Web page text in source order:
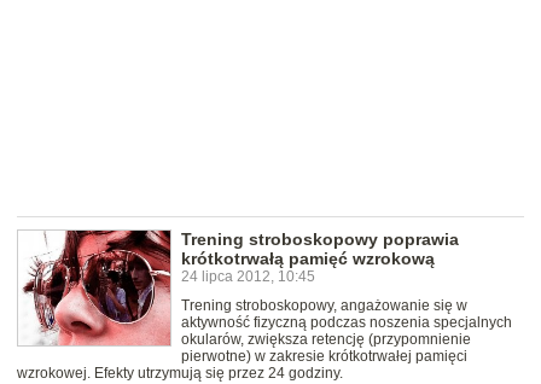
Trening stroboskopowy poprawia
krótkotrwałą pamięć wzrokową
24 lipca 2012, 10:45
Trening stroboskopowy, angażowanie się w
aktywność fizyczną podczas noszenia specjalnych
okularów, zwiększa retencję (przypomnienie
pierwotne) w zakresie krótkotrwałej pamięci
wzrokowej. Efekty utrzymują się przez 24 godziny.